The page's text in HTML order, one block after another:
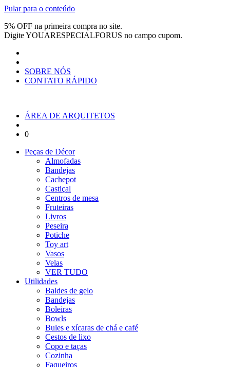
Pular para o conteúdo
5% OFF na primeira compra no site.
DigiteYOUARESPECIALFORUS no campo cupom.
SOBRE NÓS
CONTATO RÁPIDO
ÁREA DE ARQUITETOS
0
Peças de Décor
Almofadas
Bandejas
Cachepot
Castiçal
Centros de mesa
Fruteiras
Livros
Peseira
Potiche
Toy art
Vasos
Velas
VER TUDO
Utilidades
Baldes de gelo
Bandejas
Boleiras
Bowls
Bules e xícaras de chá e café
Cestos de lixo
Copo e taças
Cozinha
Faqueiros